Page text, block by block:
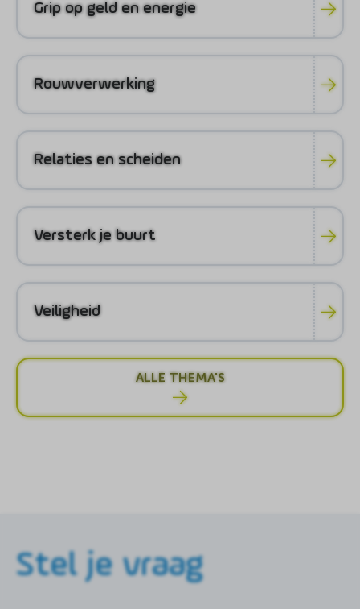
Grip op geld en energie
Rouwverwerking
Relaties en scheiden
Versterk je buurt
Veiligheid
ALLE THEMA'S
Stel je vraag